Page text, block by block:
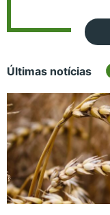
Últimas notícias